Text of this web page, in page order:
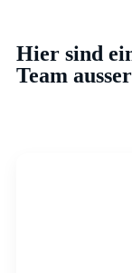
Hier sind
Team